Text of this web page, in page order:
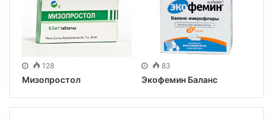
128
Мизопростол
83
Экофемин Баланс